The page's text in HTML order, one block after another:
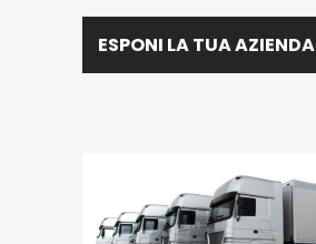
ESPONI LA TUA AZIENDA